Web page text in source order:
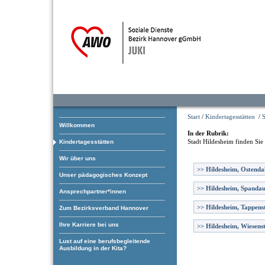
Willkommen
Kindertagesstätten
Wir über uns
Unser pädagogisches Konzept
Ansprechpartner*innen
Zum Bezirksverband Hannover
Ihre Karriere bei uns
Lust auf eine berufsbegleitende
Ausbildung in der Kita?
Start / Kindertagesstätten /
In der Rubrik:
Stadt Hildesheim finden
>> Hildesheim,
>> Hildesheim,
>> Hildesheim,
>> Hildesheim,